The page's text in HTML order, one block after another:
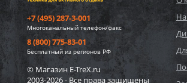
1
+7 (495) 287-3-001
Многоканальный телефон/факс
8 (800) 775-83-01
Бесплатный из регионов РФ
© Магазин E-TreX.ru
2003-2026 - Все права защищены